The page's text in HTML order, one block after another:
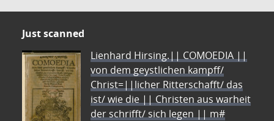
Just scanned
Lienhard Hirsing.|| COMOEDIA ||
von dem geystlichen kampff/
Christ=||licher Ritterschafft/ das
ist/ wie die || Christen aus warheit
der schrifft/ sich legen || m#